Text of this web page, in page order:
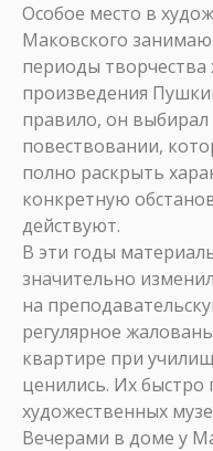
Особое место в
Маковского
периоды
произведения
правило, он
повествовании,
полно раскрыть
конкретную
действуют.
В эти годы
значительно
на
регулярное
квартире при
ценились. Их быстро
художественных
Вечерами в доме у